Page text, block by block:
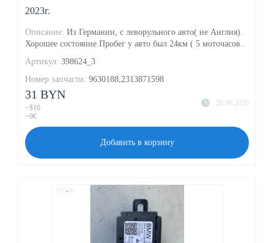
2023г.
Описание: Из Германии, с леворульного авто( не Англия).
Хорошее состояние.Пробег у авто был 24км ( 5 моточасов..
Артикул: 398624_3
Номер запчасти: 9630188,2313871598
26.06.2026
31 BYN
~$10
~9€
Добавить в корзину